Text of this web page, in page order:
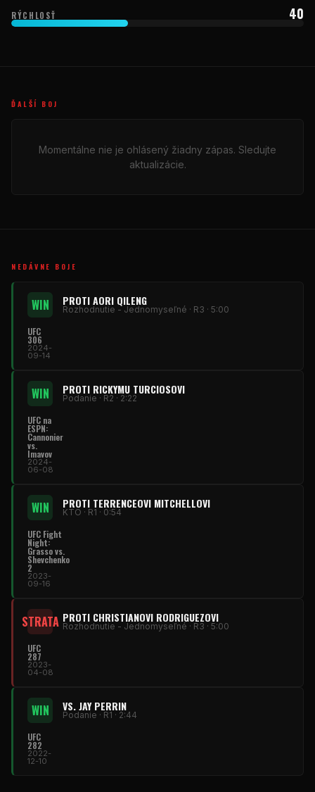
RÝCHLOSŤ 40
ĎALŠÍ BOJ
Momentálne nie je ohlásený žiadny zápas. Sledujte
aktualizácie.
NEDÁVNE BOJE
WIN PROTI AORI QILENG
Rozhodnutie - Jednomyseľné · R3 · 5:00
UFC
306
2024-
09-14
WIN PROTI RICKYMU TURCIOSOVI
Podanie · R2 · 2:22
UFC na
ESPN:
Cannonier
vs.
Imavov
2024-
06-08
WIN PROTI TERRENCEOVI MITCHELLOVI
KTO · R1 · 0:54
UFC Fight
Night:
Grasso vs.
Shevchenko
2
2023-
09-16
STRATA PROTI CHRISTIANOVI RODRIGUEZOVI
Rozhodnutie - Jednomyseľné · R3 · 5:00
UFC
287
2023-
04-08
WIN VS. JAY PERRIN
Podanie · R1 · 2:44
UFC
282
2022-
12-10